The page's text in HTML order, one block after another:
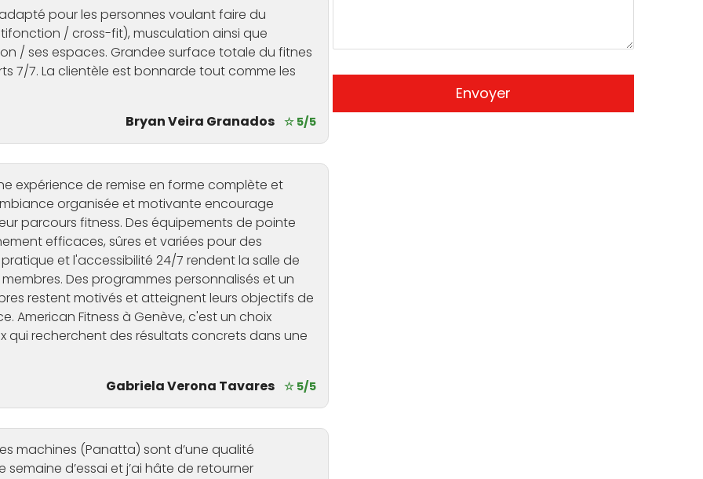
pour les personnes voulant faire du
/ cross-fit), musculation ainsi que
/ ses espaces. Grandee surface totale du fitnes
7/7. La clientèle est bonnarde tout comme les
Bryan Veira Granados ☆ 5/5
expérience de remise en forme complète et
organisée et motivante encourage
parcours fitness. Des équipements de pointe
efficaces, sûres et variées pour des
et l'accessibilité 24/7 rendent la salle de
Des programmes personnalisés et un
restent motivés et atteignent leurs objectifs de
American Fitness à Genève, c'est un choix
recherchent des résultats concrets dans une
Gabriela Verona Tavares ☆ 5/5
machines (Panatta) sont d’une qualité
d’essai et j’ai hâte de retourner